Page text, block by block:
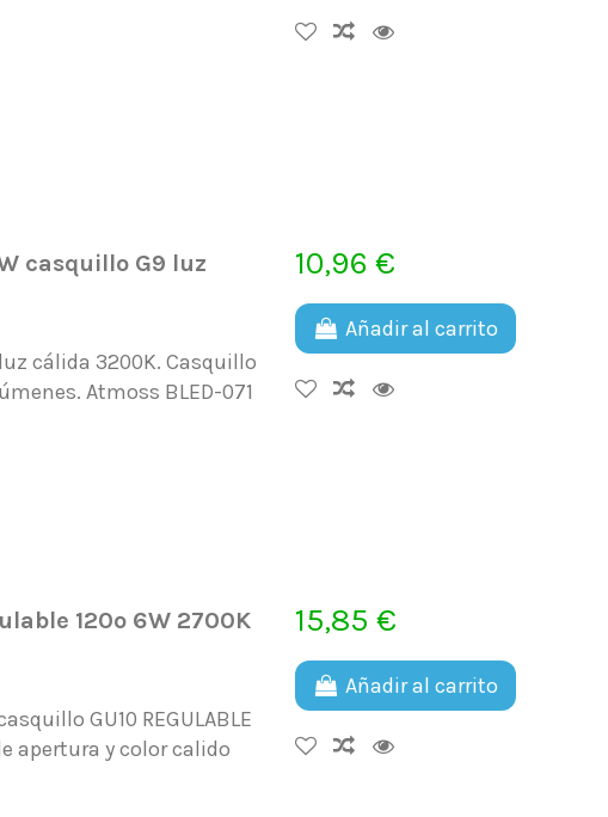
casquillo G9 luz
cálida 3200K. Casquillo
Atmoss BLED-071
10,96 €
Añadir al carrito
120º 6W 2700K
GU10 REGULABLE
apertura y color calido
15,85 €
Añadir al carrito